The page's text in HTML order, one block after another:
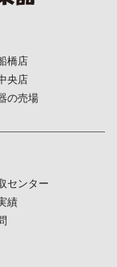
橋店
央店
の売場
センター
績